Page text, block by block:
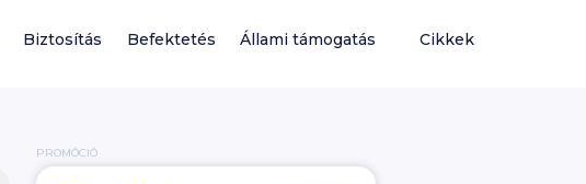
Biztosítás Befektetés Állami támogatás Cikkek
PROMÓCIÓ